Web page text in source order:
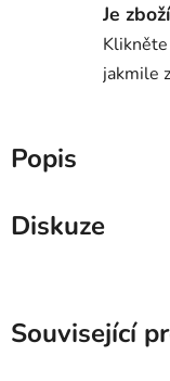
Je
jakmile
Popis
Diskuze
Související